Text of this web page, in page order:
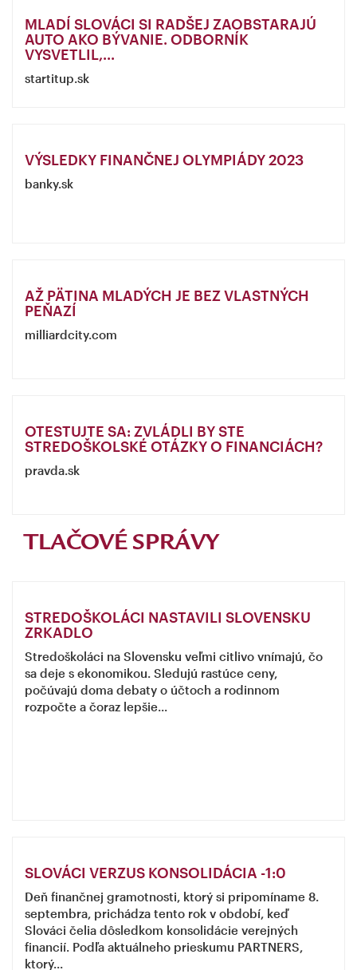
MLADÍ SLOVÁCI SI RADŠEJ ZAOBSTARAJÚ
AUTO AKO BÝVANIE. ODBORNÍK
VYSVETLIL,...
startitup.sk
VÝSLEDKY FINANČNEJ OLYMPIÁDY 2023
banky.sk
AŽ PÄTINA MLADÝCH JE BEZ VLASTNÝCH
PEŇAZÍ
milliardcity.com
OTESTUJTE SA: ZVLÁDLI BY STE
STREDOŠKOLSKÉ OTÁZKY O FINANCIÁCH?
pravda.sk
TLAČOVÉ SPRÁVY
STREDOŠKOLÁCI NASTAVILI SLOVENSKU
ZRKADLO
Stredoškoláci na Slovensku veľmi citlivo vnímajú, čo
sa deje s ekonomikou. Sledujú rastúce ceny,
počúvajú doma debaty o účtoch a rodinnom
rozpočte a čoraz lepšie...
SLOVÁCI VERZUS KONSOLIDÁCIA -1:0
Deň finančnej gramotnosti, ktorý si pripomíname 8.
septembra, prichádza tento rok v období, keď
Slováci čelia dôsledkom konsolidácie verejných
financií. Podľa aktuálneho prieskumu PARTNERS,
ktorý...